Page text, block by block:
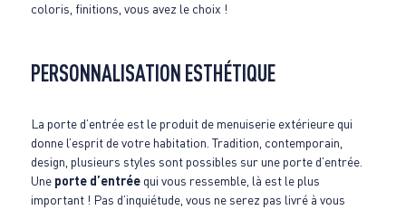
coloris, finitions, vous avez le choix !
PERSONNALISATION ESTHÉTIQUE
La porte d’entrée est le produit de menuiserie extérieure qui
donne l’esprit de votre habitation. Tradition, contemporain,
design, plusieurs styles sont possibles sur une porte d’entrée.
Une porte d’entréequi vous ressemble, là est le plus
important ! Pas d’inquiétude, vous ne serez pas livré à vous